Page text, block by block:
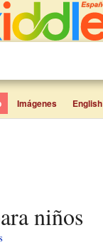
Imágenes English
niños